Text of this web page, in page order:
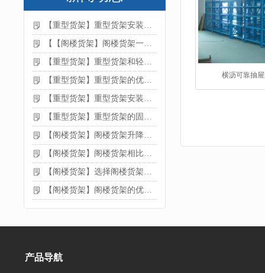
【重型货架】重型货架安装注意事项
【【阁楼货架】阁楼货架一般有哪些用途
【重型货架】重型货架和轻型货架的区别是什么
【重型货架】重型货架的优缺点
【重型货架】重型货架安装需要注意什么？
【重型货架】重型货架的固定方法
【阁楼货架】阁楼货架升降机需要注意哪些
【阁楼货架】阁楼货架相比传统货架的优势是什么
【阁楼货架】选择阁楼货架的好处？
【阁楼货架】阁楼货架的优点是什么
横沥可靠抽
产品导航